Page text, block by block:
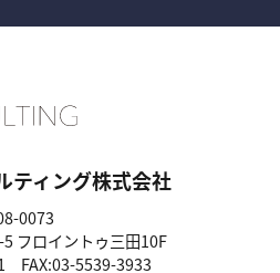
ティング株式会社
0073
5 フロイントゥ三田10F
FAX:03-5539-3933